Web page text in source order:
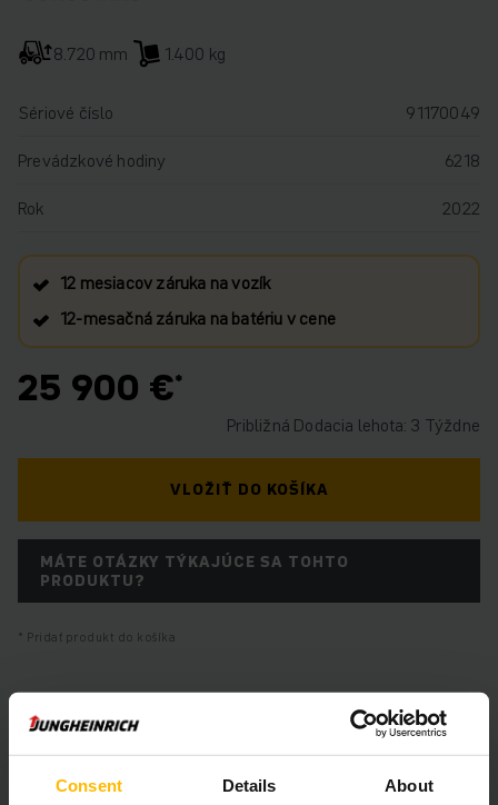
Consent Details About
8.720 mm 1.400 kg
Sériové číslo
91170049
Prevádzkové hodiny
6218
Rok
2022
12 mesiacov záruka na vozík
12‑mesačná záruka na batériu v cene
25 900 €
Približná Dodacia lehota: 3 Týždne
VLOŽIŤ DO KOŠÍKA
MÁTE OTÁZKY TÝKAJÚCE SA TOHTO
PRODUKTU?
Pridať produkt do košíka
Informácie o výrobku
Nasledujúca časť poskytuje komplexný prehľad technických